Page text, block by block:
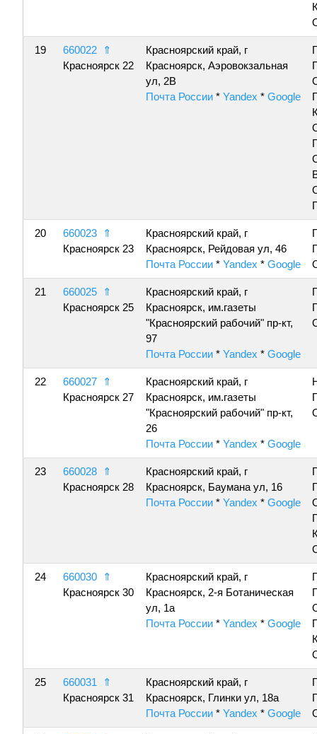
19 660022
⇑
Красноярск 22
Красноярский край, г
Красноярск, Аэровокзальная
ул, 2В
Почта России * Yandex * Google
20 660023
⇑
Красноярск 23
Красноярский край, г
Красноярск, Рейдовая ул, 46
Почта России * Yandex * Google
21 660025
⇑
Красноярск 25
Красноярский край, г
Красноярск, им.газеты
"Красноярский рабочий" пр-кт,
97
Почта России * Yandex * Google
22 660027
⇑
Красноярск 27
Красноярский край, г
Красноярск, им.газеты
"Красноярский рабочий" пр-кт,
26
Почта России * Yandex * Google
23 660028
⇑
Красноярск 28
Красноярский край, г
Красноярск, Баумана ул, 16
Почта России * Yandex * Google
24 660030
⇑
Красноярск 30
Красноярский край, г
Красноярск, 2-я Ботаническая
ул, 1а
Почта России * Yandex * Google
25 660031
⇑
Красноярск 31
Красноярский край, г
Красноярск, Глинки ул, 18а
Почта России * Yandex * Google